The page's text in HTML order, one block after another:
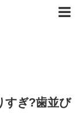
すぎ?歯並び